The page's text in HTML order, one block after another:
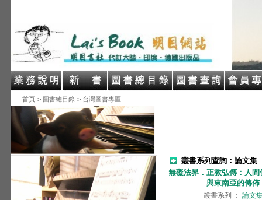
首頁 > 圖書總目錄 > 台灣圖書專區
叢書系列查詢：論文集
無礙法界．正教弘傳：人
與東南亞的傳佈
叢書系列 ： 論文